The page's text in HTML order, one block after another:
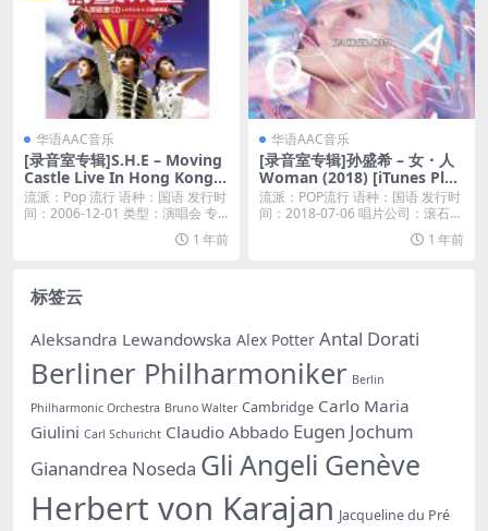
华语AAC音乐
[录音室专辑]S.H.E – Moving
Castle Live In Hong Kong
(2006移动城堡演唱会) [iTune
s Plus M4A]
流派：Pop 流行 语种：国语 发行时
间：2006-12-01 类型：演唱会 专...
1 年前
华语AAC音乐
[录音室专辑]孙盛希 – 女・人
Woman (2018) [iTunes Plus
M4A]
流派：POP流行 语种：国语 发行时
间：2018-07-06 唱片公司：滚石唱
1 年前
标签云
Aleksandra Lewandowska Alex Potter Antal Dorati
Berliner Philharmoniker Berlin
Philharmonic Orchestra Bruno Walter Cambridge Carlo Maria
Giulini Carl Schuricht Claudio Abbado Eugen Jochum
Gianandrea Noseda Gli Angeli Genève
Herbert von Karajan Jacqueline du Pré